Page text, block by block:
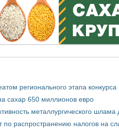
регионального этапа
сахар 650 миллионов евро
металлургического
распространению налогов на